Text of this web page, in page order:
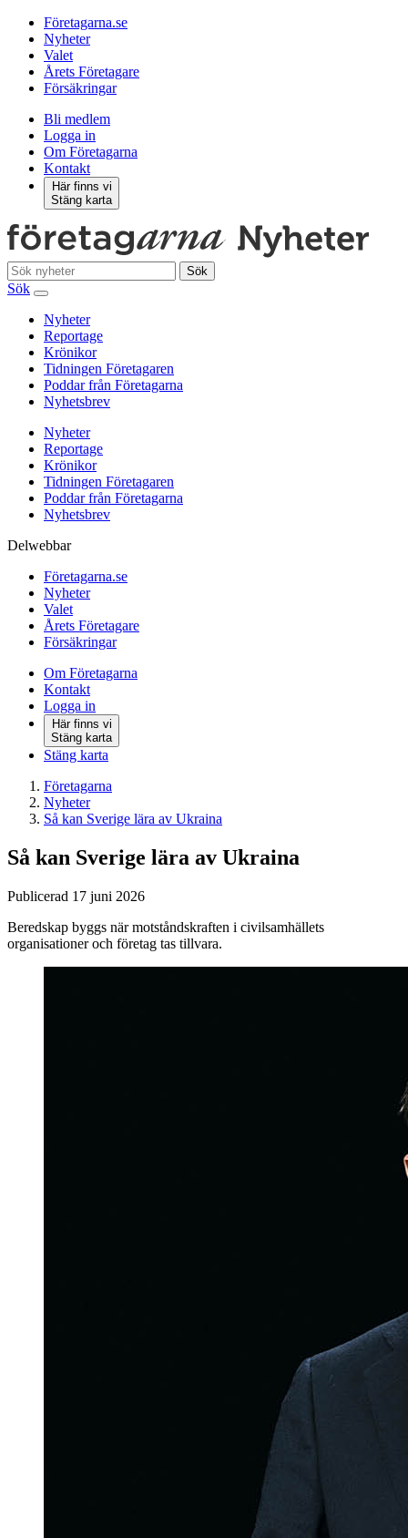
Företagarna.se
Nyheter
Valet
Årets Företagare
Försäkringar
Bli medlem
Logga in
Om Företagarna
Kontakt
Här finns vi
Stäng karta
Sök
Sök
Nyheter
Reportage
Krönikor
Tidningen Företagaren
Poddar från Företagarna
Nyhetsbrev
Nyheter
Reportage
Krönikor
Tidningen Företagaren
Poddar från Företagarna
Nyhetsbrev
Delwebbar
Företagarna.se
Nyheter
Valet
Årets Företagare
Försäkringar
Om Företagarna
Kontakt
Logga in
Här finns vi
Stäng karta
Stäng karta
Företagarna
Nyheter
Så kan Sverige lära av Ukraina
Så kan Sverige lära av Ukraina
Publicerad 17 juni 2026
Beredskap byggs när motståndskraften i civilsamhällets
organisationer och företag tas tillvara.